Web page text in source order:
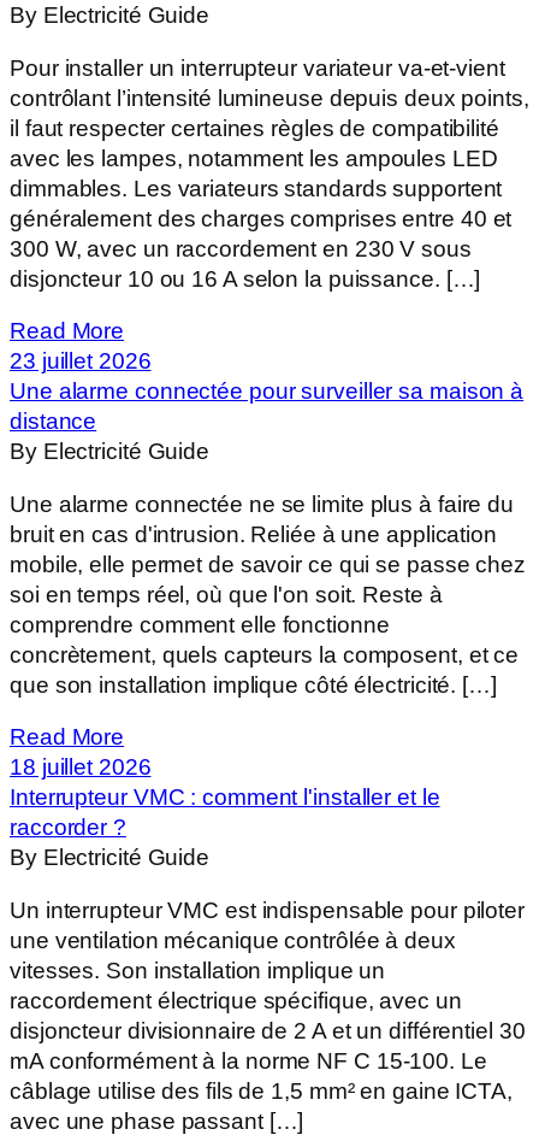
By Electricité Guide
Pour installer un interrupteur variateur va-et-vient
contrôlant l’intensité lumineuse depuis deux points,
il faut respecter certaines règles de compatibilité
avec les lampes, notamment les ampoules LED
dimmables. Les variateurs standards supportent
généralement des charges comprises entre 40 et
300 W, avec un raccordement en 230 V sous
disjoncteur 10 ou 16 A selon la puissance. […]
Read More
23 juillet 2026
Une alarme connectée pour surveiller sa maison à
distance
By Electricité Guide
Une alarme connectée ne se limite plus à faire du
bruit en cas d'intrusion. Reliée à une application
mobile, elle permet de savoir ce qui se passe chez
soi en temps réel, où que l'on soit. Reste à
comprendre comment elle fonctionne
concrètement, quels capteurs la composent, et ce
que son installation implique côté électricité. […]
Read More
18 juillet 2026
Interrupteur VMC : comment l'installer et le
raccorder ?
By Electricité Guide
Un interrupteur VMC est indispensable pour piloter
une ventilation mécanique contrôlée à deux
vitesses. Son installation implique un
raccordement électrique spécifique, avec un
disjoncteur divisionnaire de 2 A et un différentiel 30
mA conformément à la norme NF C 15-100. Le
câblage utilise des fils de 1,5 mm² en gaine ICTA,
avec une phase passant […]